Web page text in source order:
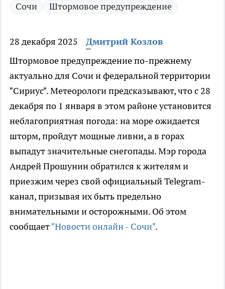
Сочи
Штормовое предупреждение
28 декабря 2025
Дмитрий Козлов
Штормовое предупреждение по-прежнему
актуально для Сочи и федеральной территории
"Сириус". Метеорологи предсказывают, что с 28
декабря по 1 января в этом районе установится
неблагоприятная погода: на море ожидается
шторм, пройдут мощные ливни, а в горах
выпадут значительные снегопады. Мэр города
Андрей Прошунин обратился к жителям и
приезжим через свой официальный Telegram-
канал, призывая их быть предельно
внимательными и осторожными. Об этом
сообщает"Новости онлайн - Сочи".